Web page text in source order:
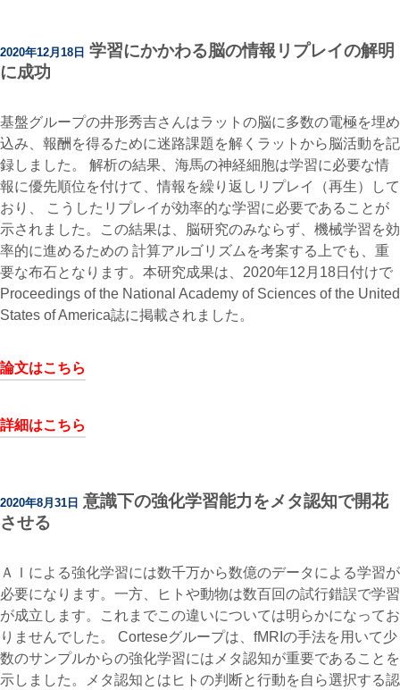
2020年12月18日 学習にかかわる脳の情報リプレイの解明
に成功
基盤グループの井形秀吉さんはラットの脳に多数の電極を埋め
込み、報酬を得るために迷路課題を解くラットから脳活動を記
録しました。 解析の結果、海馬の神経細胞は学習に必要な情
報に優先順位を付けて、情報を繰り返しリプレイ（再生）して
おり、 こうしたリプレイが効率的な学習に必要であることが
示されました。この結果は、脳研究のみならず、機械学習を効
率的に進めるための 計算アルゴリズムを考案する上でも、重
要な布石となります。本研究成果は、2020年12月18日付けで
Proceedings of the National Academy of Sciences of the United
States of America誌に掲載されました。
論文はこちら
詳細はこちら
2020年8月31日 意識下の強化学習能力をメタ認知で開花
させる
ＡＩによる強化学習には数千万から数億のデータによる学習が
必要になります。一方、ヒトや動物は数百回の試行錯誤で学習
が成立します。これまでこの違いについては明らかになってお
りませんでした。 Corteseグループは、fMRIの手法を用いて少
数のサンプルからの強化学習にはメタ認知が重要であることを
示しました。メタ認知とはヒトの判断と行動を自ら選択する認